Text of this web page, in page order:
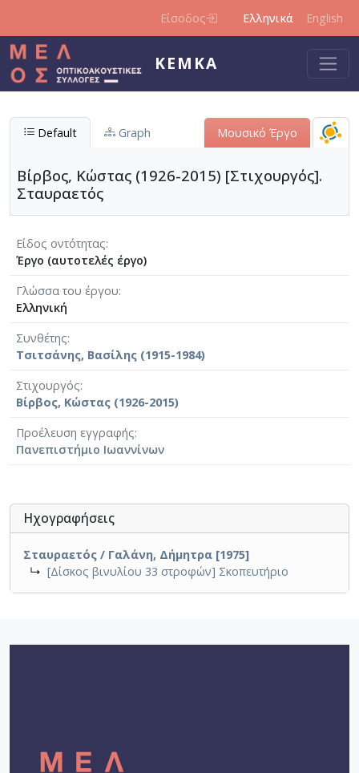
Είσοδος Ελληνικά English
ΚΕΜΚΑ
Default Graph Μουσικό Έργο
Βίρβος, Κώστας (1926-2015) [Στιχουργός].
Σταυραετός
Είδος οντότητας
Έργο (αυτοτελές έργο)
Γλώσσα του έργου
Ελληνική
Συνθέτης
Τσιτσάνης, Βασίλης (1915-1984)
Στιχουργός
Βίρβος, Κώστας (1926-2015)
Προέλευση εγγραφής
Πανεπιστήμιο Ιωαννίνων
Ηχογραφήσεις
Σταυραετός / Γαλάνη, Δήμητρα [1975]
↳ [Δίσκος βινυλίου 33 στροφών] Σκοπευτήριο